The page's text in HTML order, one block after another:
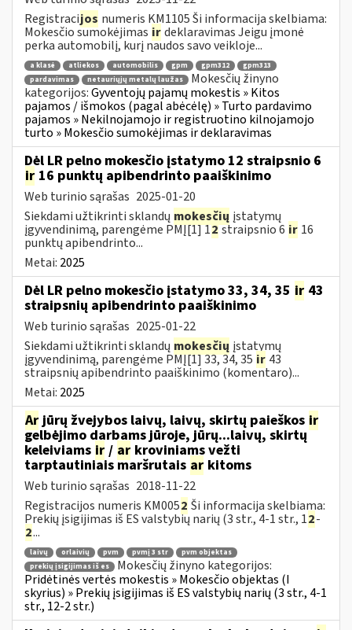
Registracijos numeris KM1105 Ši informacija skelbiama:
Mokesčio sumokėjimas irdeklaravimas Jeigu įmonė
perka automobilį, kurį naudos savo veikloje...
a klasė atliekos automobilis gpm gpm312
gpm313
pardavimas
netauriųjų metalų laužas
Mokesčių žinyno
kategorijos:Gyventojų pajamų mokestis » Kitos
pajamos / išmokos (pagal abėcėlę) » Turto pardavimo
pajamos » Nekilnojamojo ir registruotino kilnojamojo
turto » Mokesčio sumokėjimas ir deklaravimas
Dėl LR pelno mokesčio įstatymo 12 straipsnio 6
ir 16 punktų apibendrinto paaiškinimo
Web turinio sąrašas 2025-01-20
Siekdami užtikrinti sklandų mokesčių įstatymų
įgyvendinimą, parengėme PMĮ[1] 12straipsnio 6 ir 16
punktų apibendrinto...
Metai: 2025
Dėl LR pelno mokesčio įstatymo 33, 34, 35 ir 43
straipsnių apibendrinto paaiškinimo
Web turinio sąrašas 2025-01-22
Siekdami užtikrinti sklandų mokesčių įstatymų
įgyvendinimą, parengėme PMĮ[1] 33, 34, 35 ir 43
straipsnių apibendrinto paaiškinimo (komentaro)...
Metai: 2025
Arjūrų žvejybos laivų, laivų, skirtų paieškos ir
gelbėjimo darbams jūroje, jūrų...laivų, skirtų
keleiviams ir / ar kroviniams vežti
tarptautiniais maršrutais ar kitoms
Web turinio sąrašas 2018-11-22
Registracijos numeris KM0052 Ši informacija skelbiama:
Prekių įsigijimas iš ES valstybių narių (3 str., 4-1 str., 12-
2...
laivų orlaivių pvm pvmį 3 str
pvm objektas
prekių įsigijimas iš es
Mokesčių žinyno kategorijos:
Pridėtinės vertės mokestis » Mokesčio objektas (I
skyrius) » Prekių įsigijimas iš ES valstybių narių (3 str., 4-1
str., 12-2 str.)